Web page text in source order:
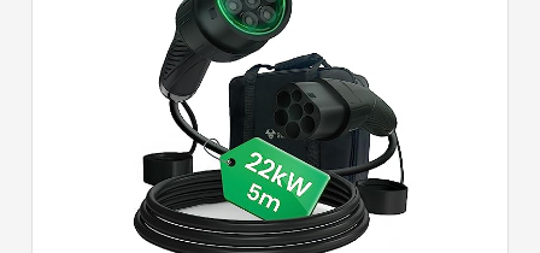
permettant d'éviter les pannes de courant, les surprises
sur vos factures d'énergie et de charger votre VE avec
vos panneaux solaires.